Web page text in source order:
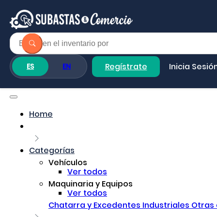
ES EN Regístrate Inicia
Home
Categorías
Vehículos
Ver todos
Maquinaria y Equipos
Ver todos
Chatarra y Excedentes Industriales Otras